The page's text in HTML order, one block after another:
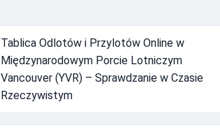
Tablica Odlotów i Przylotów Online w
Międzynarodowym Porcie Lotniczym
Vancouver (YVR) – Sprawdzanie w Czasie
Rzeczywistym